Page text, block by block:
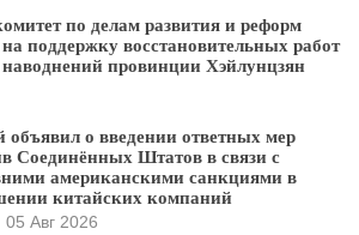
по делам развития и реформ
поддержку восстановительных работ
провинции Хэйлунцзян
объявил о введении ответных мер
Соединённых Штатов в связи с
американскими санкциями в
китайских компаний
05 Авг 2026